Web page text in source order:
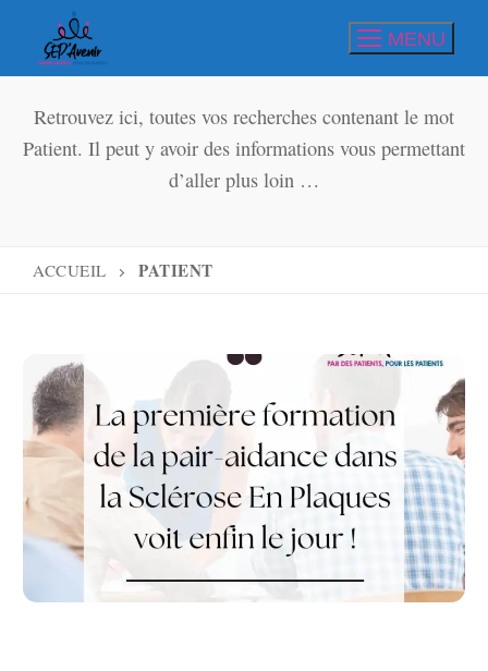
MENU
Retrouvez ici, toutes vos recherches contenant le mot
Patient. Il peut y avoir des informations vous permettant
d’aller plus loin …
ACCUEIL PATIENT